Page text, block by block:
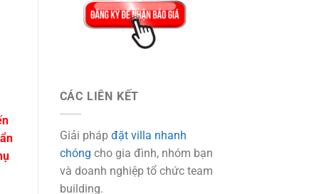
CÁC LIÊN KẾT
Giải pháp đặt villa nhanh
chóng cho gia đình, nhóm bạn
và doanh nghiệp tổ chức team
building.